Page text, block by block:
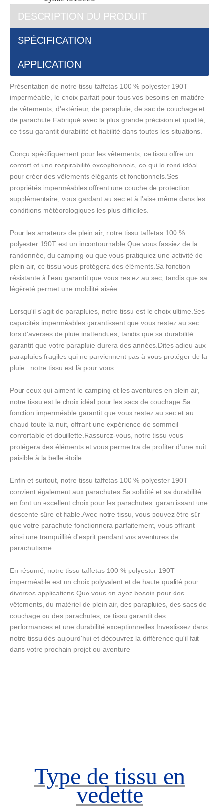
DESCRIPTION DU PRODUIT
SPÉCIFICATION
APPLICATION
Présentation de notre tissu taffetas 100 % polyester 190T
imperméable, le choix parfait pour tous vos besoins en matière
de vêtements, d'extérieur, de parapluie, de sac de couchage et
de parachute.Fabriqué avec la plus grande précision et qualité,
ce tissu garantit durabilité et fiabilité dans toutes les situations.
Conçu spécifiquement pour les vêtements, ce tissu offre un
confort et une respirabilité exceptionnels, ce qui le rend idéal
pour créer des vêtements élégants et fonctionnels.Ses
propriétés imperméables offrent une couche de protection
supplémentaire, vous gardant au sec et à l'aise même dans les
conditions météorologiques les plus difficiles.
Pour les amateurs de plein air, notre tissu taffetas 100 %
polyester 190T est un incontournable.Que vous fassiez de la
randonnée, du camping ou que vous pratiquiez une activité de
plein air, ce tissu vous protégera des éléments.Sa fonction
résistante à l'eau garantit que vous restez au sec, tandis que sa
légèreté permet une mobilité aisée.
Lorsqu'il s'agit de parapluies, notre tissu est le choix ultime.Ses
capacités imperméables garantissent que vous restez au sec
lors d'averses de pluie inattendues, tandis que sa durabilité
garantit que votre parapluie durera des années.Dites adieu aux
parapluies fragiles qui ne parviennent pas à vous protéger de la
pluie : notre tissu est là pour vous.
Pour ceux qui aiment le camping et les aventures en plein air,
notre tissu est le choix idéal pour les sacs de couchage.Sa
fonction imperméable garantit que vous restez au sec et au
chaud toute la nuit, offrant une expérience de sommeil
confortable et douillette.Rassurez-vous, notre tissu vous
protégera des éléments et vous permettra de profiter d'une nuit
paisible à la belle étoile.
Enfin et surtout, notre tissu taffetas 100 % polyester 190T
convient également aux parachutes.Sa solidité et sa durabilité
en font un excellent choix pour les parachutes, garantissant une
descente sûre et fiable.Avec notre tissu, vous pouvez être sûr
que votre parachute fonctionnera parfaitement, vous offrant
ainsi une tranquillité d'esprit pendant vos aventures de
parachutisme.
En résumé, notre tissu taffetas 100 % polyester 190T
imperméable est un choix polyvalent et de haute qualité pour
diverses applications.Que vous en ayez besoin pour des
vêtements, du matériel de plein air, des parapluies, des sacs de
couchage ou des parachutes, ce tissu garantit des
performances et une durabilité exceptionnelles.Investissez dans
notre tissu dès aujourd'hui et découvrez la différence qu'il fait
dans votre prochain projet ou aventure.
Type de tissu en
vedette